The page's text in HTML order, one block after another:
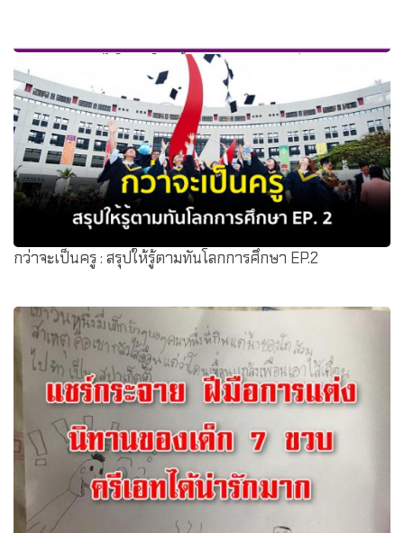
สอบบรรจุอย่างไรให้ติดในครั้งเดียว ทำเหมือนเป็นวันสุดท้าย
ของชีวิต
กว่าจะเป็นครู : สรุปให้รู้ตามทันโลกการศึกษา EP.2